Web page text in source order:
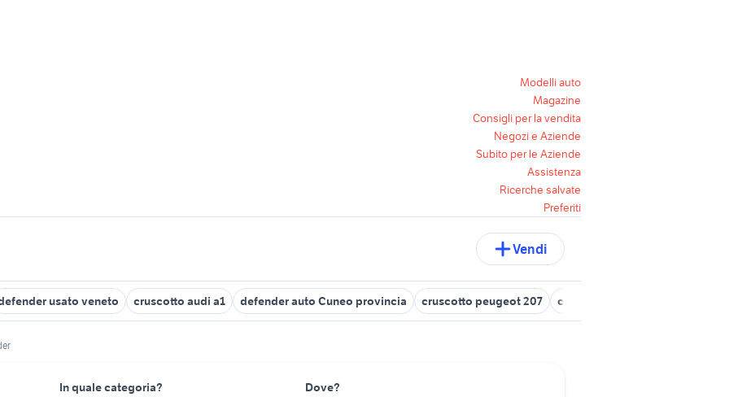
Modelli auto
Magazine
Consigli per la vendita
Negozi e Aziende
Subito per le Aziende
Assistenza
Ricerche salvate
Preferiti
Vendi
usato veneto cruscotto audi a1 defender auto Cuneo provincia cruscotto peugeot 207 cruscotto giornaliero
In quale categoria? Dove?